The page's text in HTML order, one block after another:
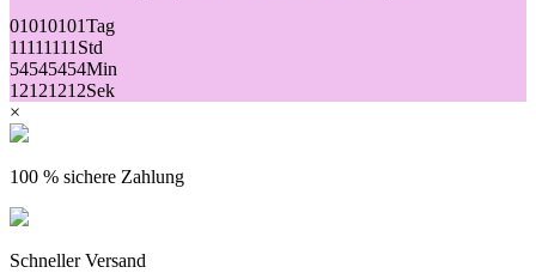
01010101Tag
11111111Std
54545454Min
12121212Sek
×
100 % sichere Zahlung
Schneller Versand